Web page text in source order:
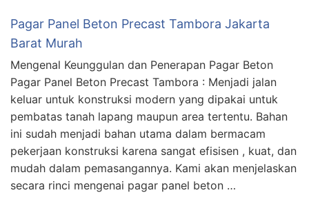
Pagar Panel Beton Precast Tambora Jakarta
Barat Murah
Mengenal Keunggulan dan Penerapan Pagar Beton
Pagar Panel Beton Precast Tambora : Menjadi jalan
keluar untuk konstruksi modern yang dipakai untuk
pembatas tanah lapang maupun area tertentu. Bahan
ini sudah menjadi bahan utama dalam bermacam
pekerjaan konstruksi karena sangat efisisen , kuat, dan
mudah dalam pemasangannya. Kami akan menjelaskan
secara rinci mengenai pagar panel beton …